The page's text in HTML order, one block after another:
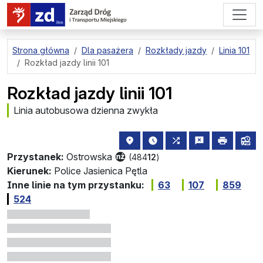
przejdź do treści strony
Strona główna Dla pasażera Rozkłady jazdy
Linia 101
Rozkład jazdy linii 101
Rozkład jazdy linii 101
Linia autobusowa dzienna zwykła
Przystanek: Ostrowska (48412)
lokalizacja przystanku na mapie
najbliższe odjazdy z tego
wszystkie linie
zgłośdrukuj
Kierunek: Police Jasienica Pętla
Inne linie na tym przystanku:
63 107
859
524